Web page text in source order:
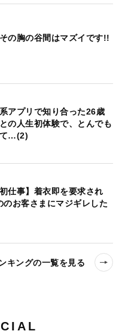
の胸の谷間はマズイです!!
アプリで知り合った26歳
の人生初体験で、とんでも
て…(2)
仕事】着衣即を要求され
のお客さまにマジギレした
キングの一覧を見る